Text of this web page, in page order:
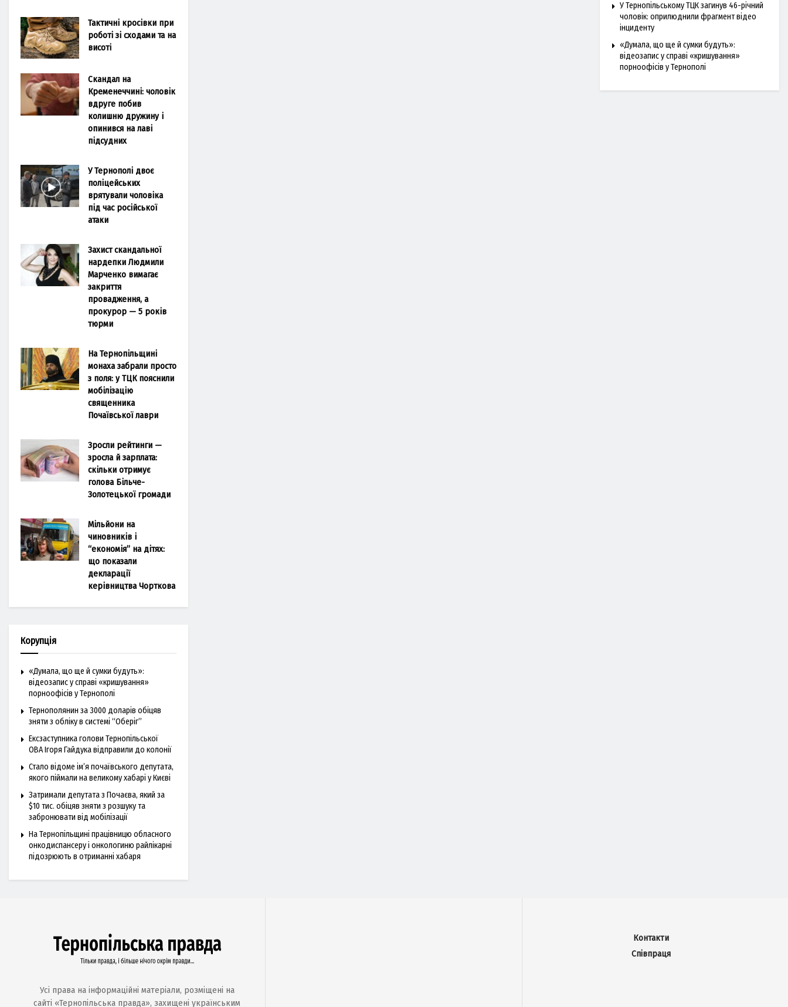
Тактичні кросівки при
роботі зі сходами та на
висоті
Скандал на
Кременеччині: чоловік
вдруге побив
колишню дружину і
опинився на лаві
підсудних
У Тернополі двоє
поліцейських
врятували чоловіка
під час російської
атаки
Захист скандальної
нардепки Людмили
Марченко вимагає
закриття
провадження, а
прокурор — 5 років
тюрми
На Тернопільщині
монаха забрали просто
з поля: у ТЦК пояснили
мобілізацію
священника
Почаївської лаври
Зросли рейтинги —
зросла й зарплата:
скільки отримує
голова Більче-
Золотецької громади
Мільйони на
чиновників і
“економія” на дітях:
що показали
декларації
керівництва Чорткова
Корупція
«Думала, що ще й сумки будуть»:
відеозапис у справі «кришування»
порноофісів у Тернополі
Тернополянин за 3000 доларів обіцяв
зняти з обліку в системі “Оберіг”
Ексзаступника голови Тернопільської
ОВА Ігоря Гайдука відправили до колонії
Стало відоме ім’я почаївського депутата,
якого піймали на великому хабарі у Києві
Затримали депутата з Почаєва, який за
$10 тис. обіцяв зняти з розшуку та
забронювати від мобілізації
На Тернопільщині працівницю обласного
онкодиспансеру і онкологиню райлікарні
підозрюють в отриманні хабаря
У Тернопільському ТЦК загинув 46-річний
чоловік: оприлюднили фрагмент відео
інциденту
«Думала, що ще й сумки будуть»:
відеозапис у справі «кришування»
порноофісів у Тернополі
Усі права на інформаційні матеріали, розміщені на
сайті «Тернопільська правда», захищені українським
Контакти
Співпраця